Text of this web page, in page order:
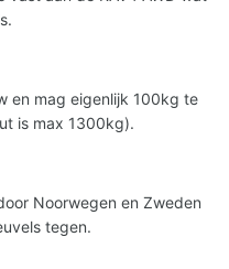
en mag eigenlijk 100kg te
is max 1300kg).
Noorwegen en Zweden
tegen.